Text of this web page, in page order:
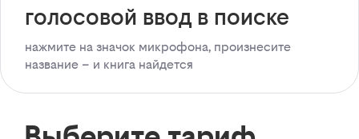
голосовой ввод в поиске
нажмите на значок микрофона, произнесите
название – и книга найдется